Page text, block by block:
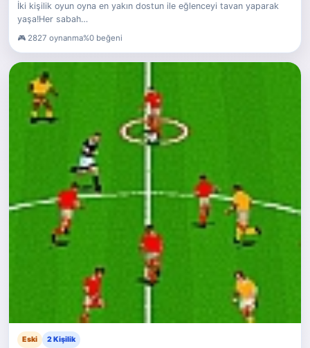
İki kişilik oyun oyna en yakın dostun ile eğlenceyi tavan yaparak
yaşa!Her sabah…
2827 oynanma%0 beğeni
Eski 2 Kişilik